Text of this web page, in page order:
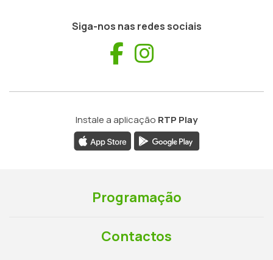
Siga-nos nas redes sociais
Facebook
Instale a aplicação RTP Play
Programação
Contactos